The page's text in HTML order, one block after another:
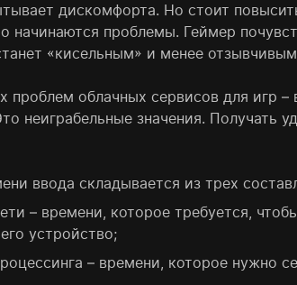
дискомфорта. Но стоит
начинаются проблемы. Геймер
«кисельным» и менее
проблем облачных сервисов для игр
неиграбельные значения. Получать
ввода складывается из трех
– времени, которое требуется,
устройство;
– времени, которое нужно